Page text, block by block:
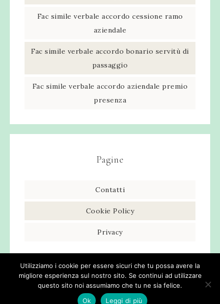
Fac simile verbale accordo cessione ramo
aziendale​
Fac simile verbale accordo bonario servitù di
passaggio​
Fac simile verbale accordo aziendale premio
presenza​
Pagine
Contatti
Cookie Policy
Privacy
Utilizziamo i cookie per essere sicuri che tu possa avere la
migliore esperienza sul nostro sito. Se continui ad utilizzare
questo sito noi assumiamo che tu ne sia felice.
Ok
Leggi di più